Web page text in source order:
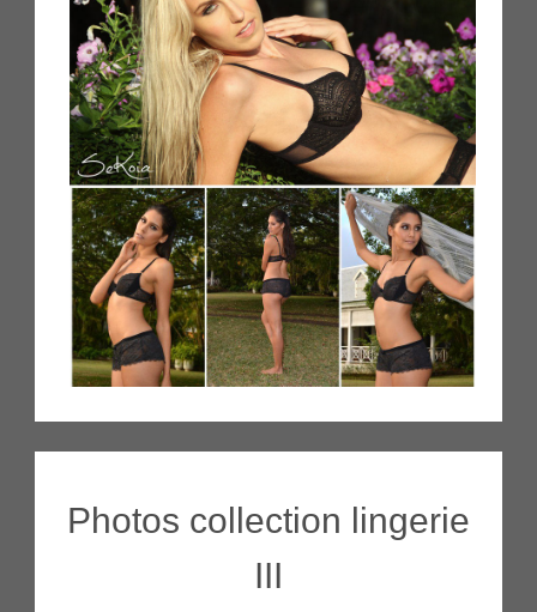
Photos collection lingerie
III